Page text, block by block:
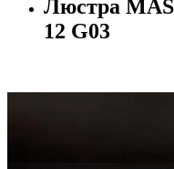
Люстра
12 G03